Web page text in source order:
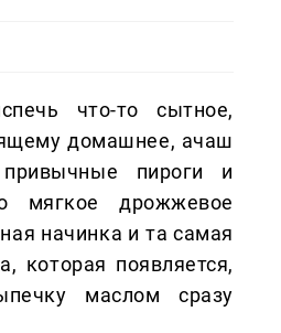
что-то сытное,
домашнее, ачаш
пироги и
мягкое дрожжевое
начинка и та самая
которая появляется,
маслом сразу